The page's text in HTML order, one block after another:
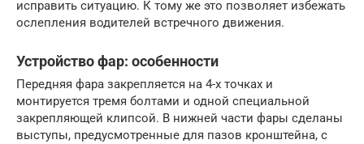
исправить ситуацию. К тому же это позволяет избежать
ослепления водителей встречного движения.
Устройство фар: особенности
Передняя фара закрепляется на 4-х точках и
монтируется тремя болтами и одной специальной
закрепляющей клипсой. В нижней части фары сделаны
выступы, предусмотренные для пазов кронштейна, с